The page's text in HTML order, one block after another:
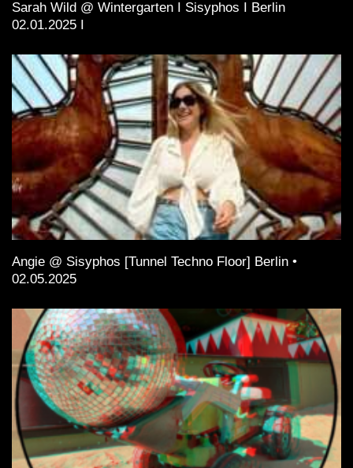
Sarah Wild @ Wintergarten I Sisyphos I Berlin
02.01.2025 I
Angie @ Sisyphos [Tunnel Techno Floor] Berlin •
02.05.2025